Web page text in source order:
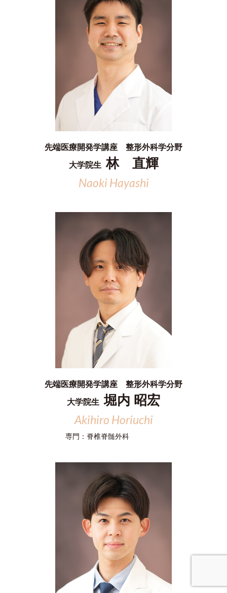
先端医療開発学講座 整形外科学分野
大学院生 林 直輝
Naoki Hayashi
先端医療開発学講座 整形外科学分野
大学院生 堀内 昭宏
Akihiro Horiuchi
専門： 脊椎脊髄外科